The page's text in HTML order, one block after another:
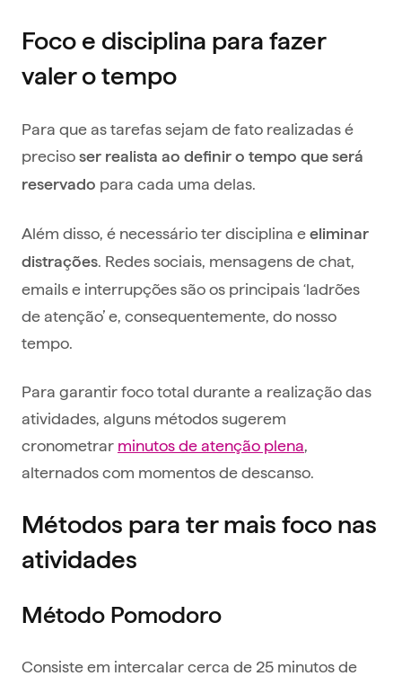
Foco e disciplina para fazer
valer o tempo
Para que as tarefas sejam de fato realizadas é
preciso ser realista ao definir o tempo que será
reservado para cada uma delas.
Além disso, é necessário ter disciplina e eliminar
distrações. Redes sociais, mensagens de chat,
emails e interrupções são os principais ‘ladrões
de atenção’ e, consequentemente, do nosso
tempo.
Para garantir foco total durante a realização das
atividades, alguns métodos sugerem
cronometrar minutos de atenção plena,
alternados com momentos de descanso.
Métodos para ter mais foco nas
atividades
Método Pomodoro
Consiste em intercalar cerca de 25 minutos de